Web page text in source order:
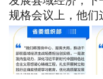
规格会议上，他们